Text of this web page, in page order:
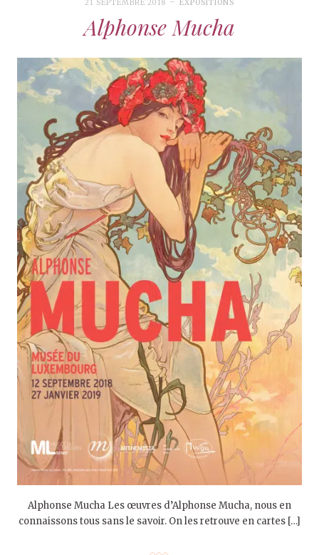
21 SEPTEMBRE 2018 EXPOSITIONS
Alphonse Mucha
Alphonse Mucha Les œuvres d’Alphonse Mucha, nous en
connaissons tous sans le savoir. On les retrouve en cartes […]